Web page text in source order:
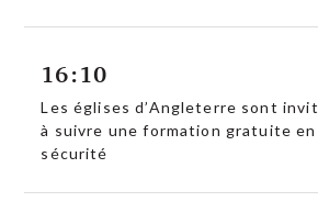
16:10
Les églises d’Angleterre sont
à suivre une formation gratuite en
sécurité